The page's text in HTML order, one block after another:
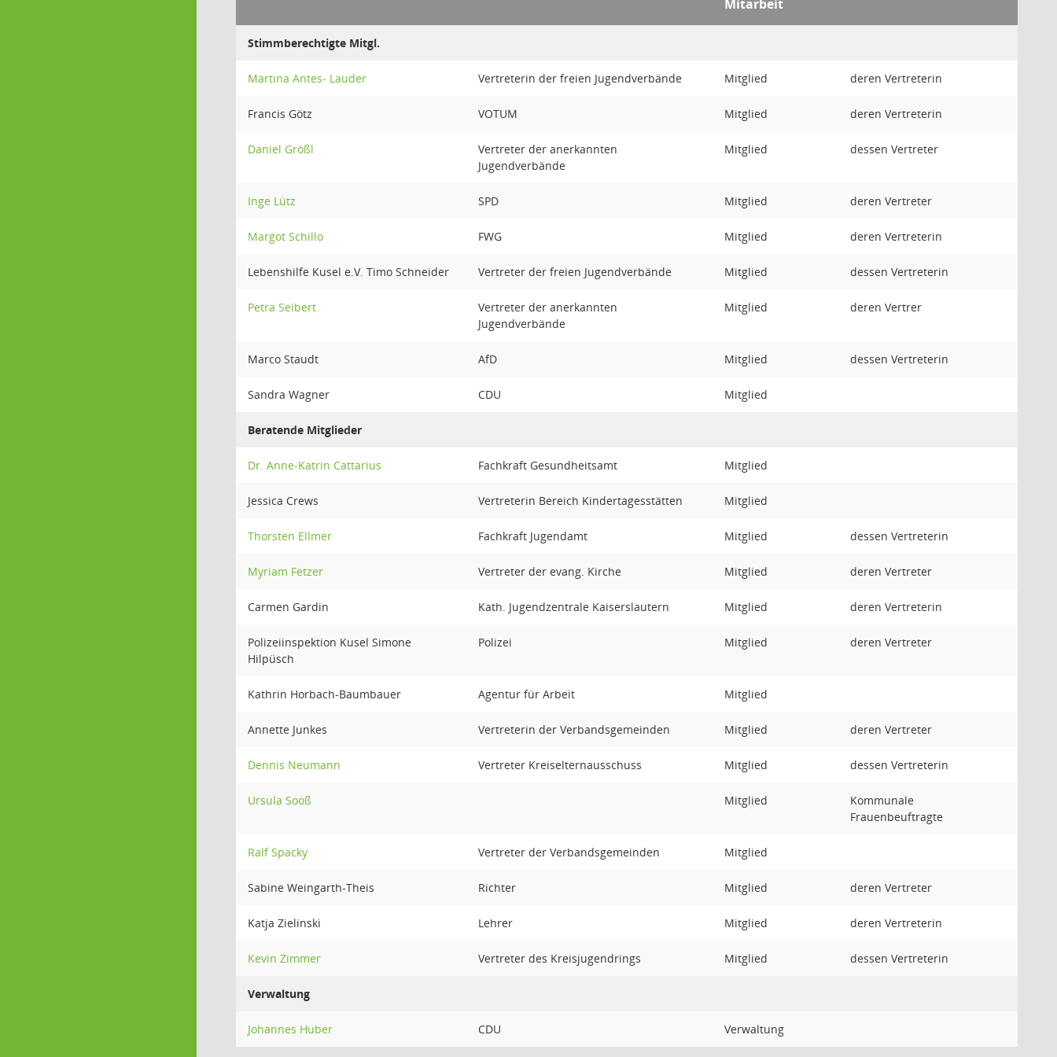
Mitarbeit
Stimmberechtigte Mitgl.
Martina Antes- Lauder Vertreterin der freien Jugendverbände Mitglied deren Vertreterin
Francis Götz VOTUM Mitglied deren Vertreterin
Daniel Größl
Vertreter der anerkannten
Jugendverbände
Mitglied dessen Vertreter
Inge Lütz SPD Mitglied deren Vertreter
Margot Schillo FWG Mitglied deren Vertreterin
Lebenshilfe Kusel e.V. Timo Schneider Vertreter der freien Jugendverbände Mitglied dessen Vertreterin
Petra Seibert
Vertreter der anerkannten
Jugendverbände
Mitglied deren Vertrer
Marco Staudt AfD Mitglied dessen Vertreterin
Sandra Wagner CDU Mitglied
Beratende Mitglieder
Dr. Anne-Katrin Cattarius Fachkraft Gesundheitsamt Mitglied
Jessica Crews Vertreterin Bereich Kindertagesstätten Mitglied
Thorsten Ellmer Fachkraft Jugendamt Mitglied dessen Vertreterin
Myriam Fetzer Vertreter der evang. Kirche Mitglied deren Vertreter
Carmen Gardin Kath. Jugendzentrale Kaiserslautern Mitglied deren Vertreterin
Polizeiinspektion Kusel Simone
Hilpüsch
Polizei Mitglied deren Vertreter
Kathrin Horbach-Baumbauer Agentur für Arbeit Mitglied
Annette Junkes Vertreterin der Verbandsgemeinden Mitglied deren Vertreter
Dennis Neumann Vertreter Kreiselternausschuss Mitglied dessen Vertreterin
Ursula Sooß Mitglied
Kommunale
Frauenbeuftragte
Ralf Spacky Vertreter der Verbandsgemeinden Mitglied
Sabine Weingarth-Theis Richter Mitglied deren Vertreter
Katja Zielinski Lehrer Mitglied deren Vertreterin
Kevin Zimmer Vertreter des Kreisjugendrings Mitglied dessen Vertreterin
Verwaltung
Johannes Huber CDU Verwaltung